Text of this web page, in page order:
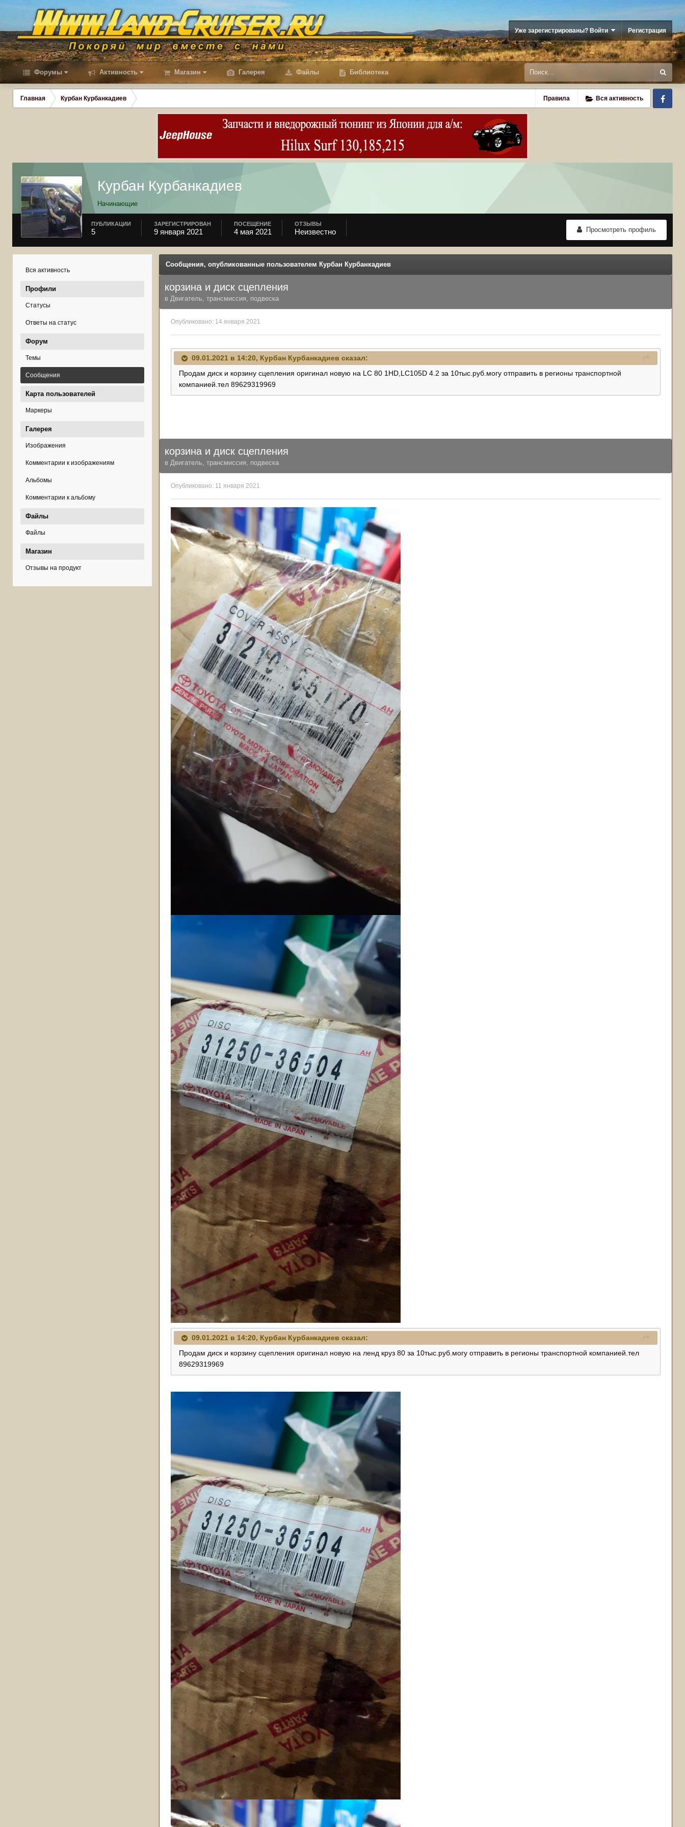
Уже зарегистрированы? Войти Регистрация
Форумы Активность Магазин Галерея Файлы Библиотека
Правила Вся активность
Главная Курбан Курбанкадиев
Курбан Курбанкадиев
Начинающие
Просмотреть профиль
ПУБЛИКАЦИИ
5
ЗАРЕГИСТРИРОВАН
9 января 2021
ПОСЕЩЕНИЕ
4 мая 2021
ОТЗЫВЫ
Неизвестно
Вся активность
Профили
Статусы
Ответы на статус
Форум
Темы
Сообщения
Карта пользователей
Маркеры
Галерея
Изображения
Комментарии к изображениям
Альбомы
Комментарии к альбому
Файлы
Файлы
Магазин
Отзывы на продукт
Сообщения, опубликованные пользователем Курбан Курбанкадиев
корзина и диск сцепления
в Двигатель, трансмиссия, подвеска
Опубликовано: 14 января 2021
09.01.2021 в 14:20, Курбан Курбанкадиев сказал:
Продам диск и корзину сцепления оригинал новую на LC 80 1HD,LC105D 4.2 за 10тыс.руб.могу отправить в регионы транспортной
компанией.тел 89629319969
корзина и диск сцепления
в Двигатель, трансмиссия, подвеска
Опубликовано: 11 января 2021
09.01.2021 в 14:20, Курбан Курбанкадиев сказал:
Продам диск и корзину сцепления оригинал новую на ленд круз 80 за 10тыс.руб.могу отправить в регионы транспортной компанией.тел
89629319969